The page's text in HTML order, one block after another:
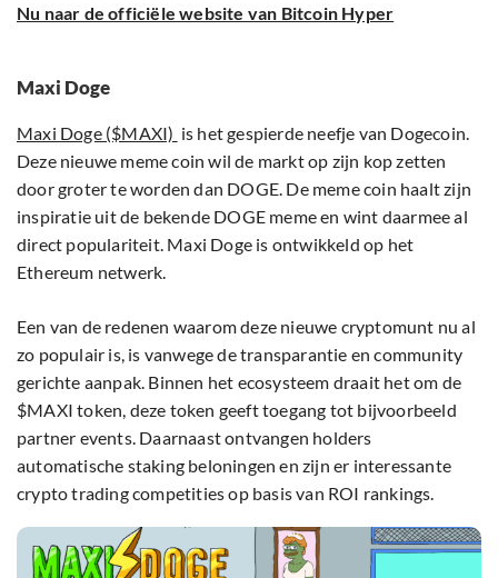
Nu naar de officiële website van Bitcoin Hyper
Maxi Doge
Maxi Doge ($MAXI) is het gespierde neefje van Dogecoin.
Deze nieuwe meme coin wil de markt op zijn kop zetten
door groter te worden dan DOGE. De meme coin haalt zijn
inspiratie uit de bekende DOGE meme en wint daarmee al
direct populariteit. Maxi Doge is ontwikkeld op het
Ethereum netwerk.
Een van de redenen waarom deze nieuwe cryptomunt nu al
zo populair is, is vanwege de transparantie en community
gerichte aanpak. Binnen het ecosysteem draait het om de
$MAXI token, deze token geeft toegang tot bijvoorbeeld
partner events. Daarnaast ontvangen holders
automatische staking beloningen en zijn er interessante
crypto trading competities op basis van ROI rankings.